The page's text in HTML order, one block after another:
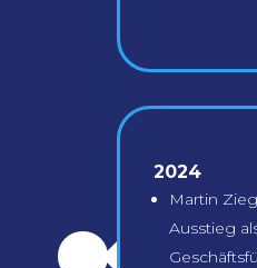
2024
Martin
Ausstieg